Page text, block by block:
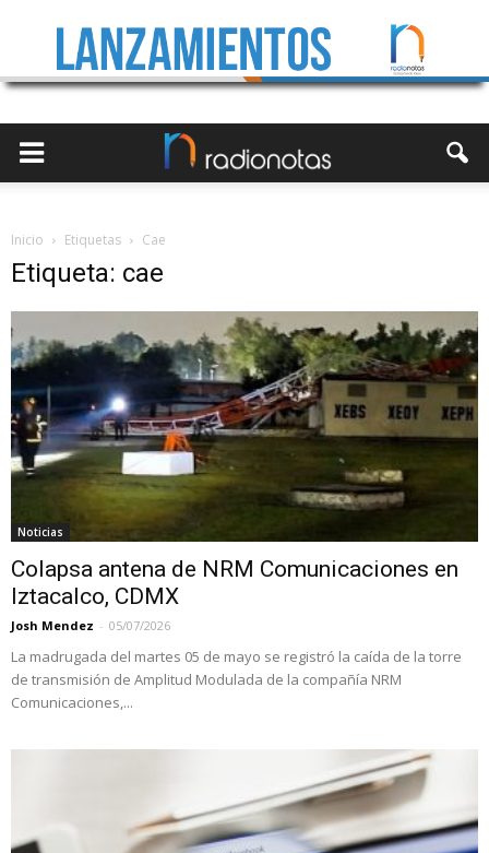
Inicio Etiquetas Cae
Etiqueta: cae
Noticias
Colapsa antena de NRM Comunicaciones en
Iztacalco, CDMX
Josh Mendez - 05/07/2026
La madrugada del martes 05 de mayo se registró la caída de la torre
de transmisión de Amplitud Modulada de la compañía NRM
Comunicaciones,...